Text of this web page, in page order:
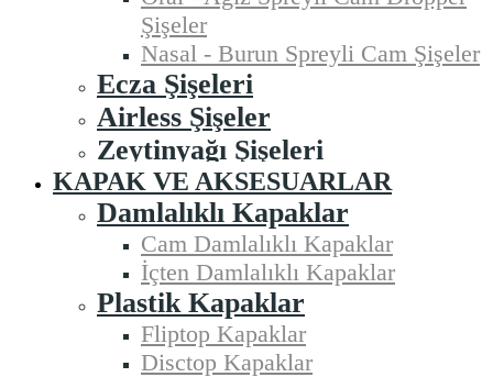
Şişeler
Nasal - Burun Spreyli Cam Şişeler
Ecza Şişeleri
Airless Şişeler
Zeytinyağı Şişeleri
KAPAK VE AKSESUARLAR
Damlalıklı Kapaklar
Cam Damlalıklı Kapaklar
İçten Damlalıklı Kapaklar
Plastik Kapaklar
Fliptop Kapaklar
Disctop Kapaklar